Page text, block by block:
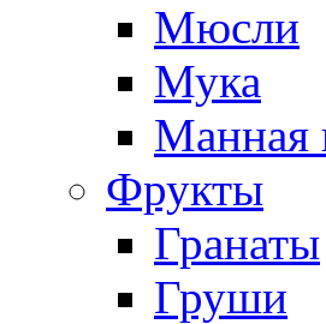
Мюсли
Мука
Манная
Фрукты
Гранаты
Груши